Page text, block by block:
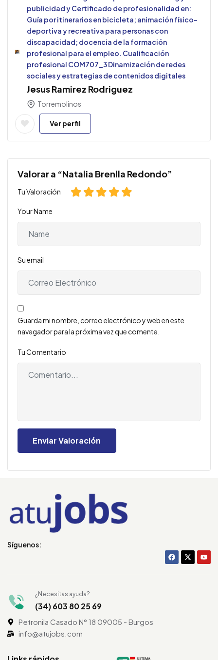
publicidad y Certificado de profesionalidad en:
Guía por itinerarios en bicicleta; animación físico-
deportiva y recreativa para personas con
discapacidad; docencia de la formación
profesional para el empleo. Cualificación
profesional COM707_3 Dinamización de redes
sociales y estrategias de contenidos digitales
Jesus Ramirez Rodriguez
Torremolinos
Ver perfil
Valorar a “Natalia Brenlla Redondo”
Tu Valoración
Your Name
Su email
Guarda mi nombre, correo electrónico y web en este
navegador para la próxima vez que comente.
Tu Comentario
Síguenos:
¿Necesitas ayuda?
(34) 603 80 25 69
Petronila Casado N° 18 09005 - Burgos
info@atujobs.com